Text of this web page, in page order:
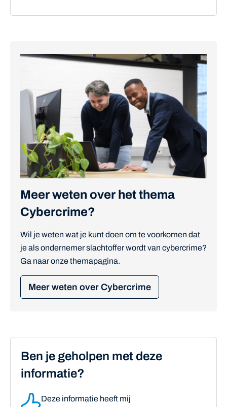
Meer weten over het thema
Cybercrime?
Wil je weten wat je kunt doen om te voorkomen dat
je als ondernemer slachtoffer wordt van cybercrime?
Ga naar onze themapagina.
Meer weten over Cybercrime
Ben je geholpen met deze
informatie?
Deze informatie heeft mij